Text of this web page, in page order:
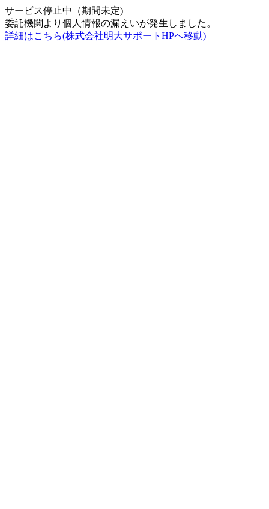
サービス停止中（期間未定)
委託機関より個人情報の漏えいが発生しました。
詳細はこちら(株式会社明大サポートHPへ移動)